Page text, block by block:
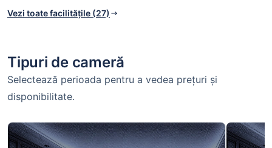
Vezi toate facilitățile (27)
Tipuri de cameră
Selectează perioada pentru a vedea prețuri și
disponibilitate.